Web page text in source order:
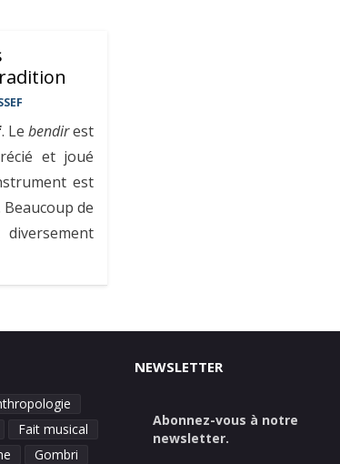
. Le bendirest
et joué
est
de
Fait musical
Gombri
NEWSLETTER
Abonnez-vous à notre
newsletter.